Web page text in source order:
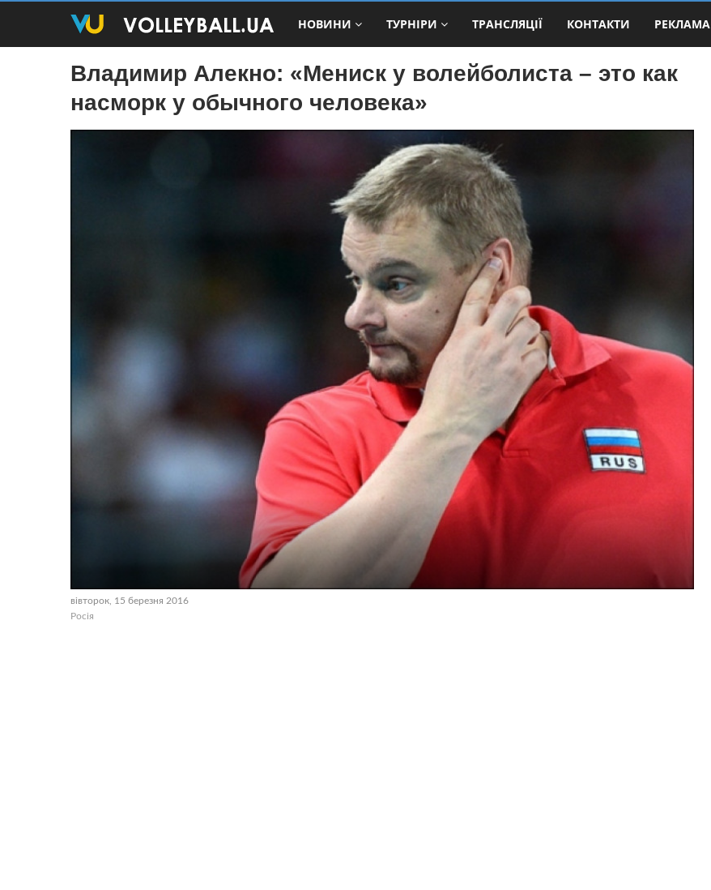
НОВИНИ ТУРНІРИ ТРАНСЛЯЦІЇ КОНТАКТИ РЕКЛАМА
Владимир Алекно: «Мениск у волейболиста – это как
насморк у обычного человека»
вівторок, 15 березня 2016
Росія